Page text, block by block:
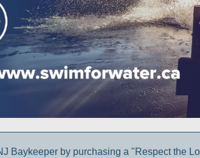
Baykeeper by purchasing a "Respect the